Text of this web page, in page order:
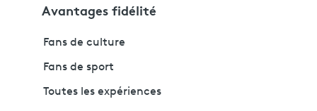
Avantages fidélité
Fans de culture
Fans de sport
Toutes les expériences